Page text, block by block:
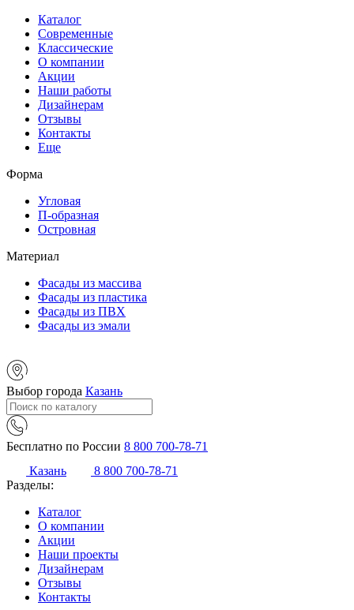
Каталог
Современные
Классические
О компании
Акции
Наши работы
Дизайнерам
Отзывы
Контакты
Еще
Форма
Угловая
П-образная
Островная
Материал
Фасады из массива
Фасады из пластика
Фасады из ПВХ
Фасады из эмали
Выбор города Казань
Бесплатно по России 8 800 700-78-71
Казань
8 800 700-78-71
Разделы:
Каталог
О компании
Акции
Наши проекты
Дизайнерам
Отзывы
Контакты